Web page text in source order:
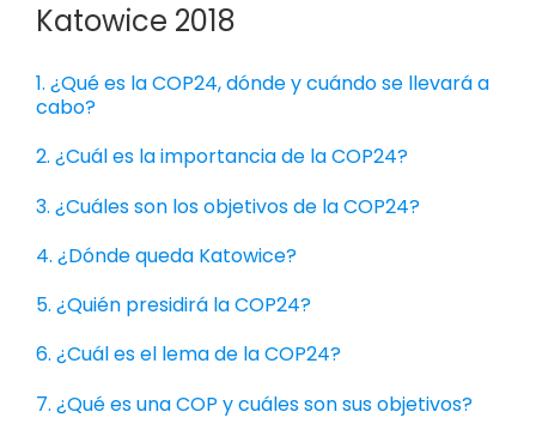
Katowice 2018
1. ¿Qué es la COP24, dónde y cuándo se llevará a
cabo?
2. ¿Cuál es la importancia de la COP24?
3. ¿Cuáles son los objetivos de la COP24?
4. ¿Dónde queda Katowice?
5. ¿Quién presidirá la COP24?
6. ¿Cuál es el lema de la COP24?
7. ¿Qué es una COP y cuáles son sus objetivos?